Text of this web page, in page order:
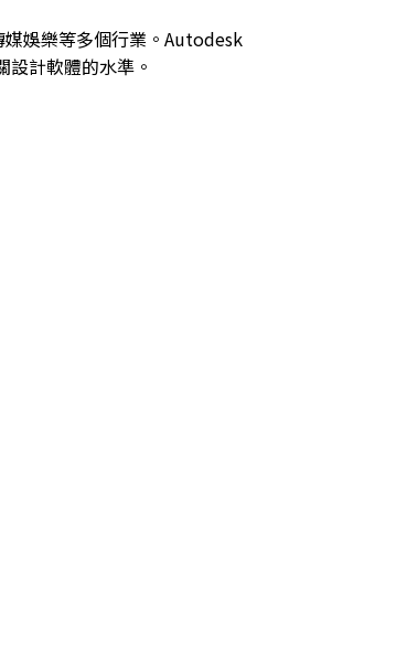
娛樂等多個行業。Autodesk
計軟體的水準。